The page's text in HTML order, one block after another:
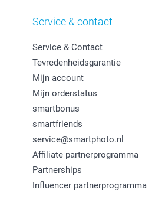
Service & contact
Service & Contact
Tevredenheidsgarantie
Mijn account
Mijn orderstatus
smartbonus
smartfriends
service@smartphoto.nl
Affiliate partnerprogramma
Partnerships
Influencer partnerprogramma